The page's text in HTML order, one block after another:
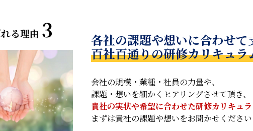
る理由 3 各社の課題や想いに合わせて
百社百通りの研修カリキュ
会社の規模・業種・社員の力量や、
課題・想いを細かくヒアリングさせて頂き、
貴社の実状や希望に合わせた研修カリキュ
まずは貴社の課題や想いをお聞かせください